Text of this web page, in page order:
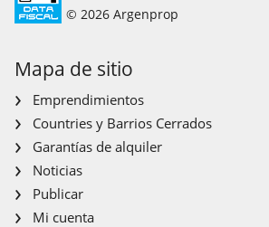
© 2026 Argenprop
Mapa de sitio
Emprendimientos
Countries y Barrios Cerrados
Garantías de alquiler
Noticias
Publicar
Mi cuenta